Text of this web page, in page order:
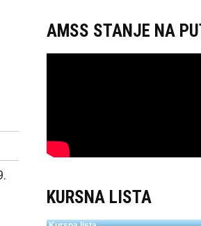
AMSS STANJE NA
KURSNA LISTA